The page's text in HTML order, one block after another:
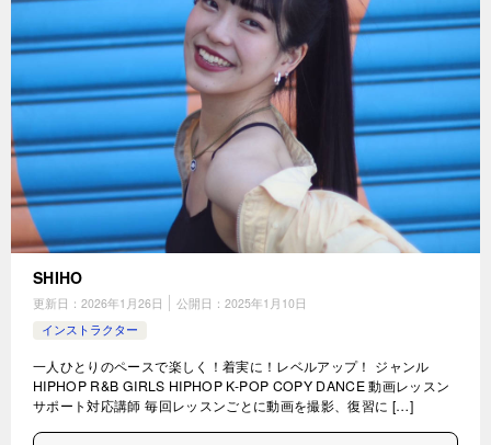
SHIHO
更新日： 2026年1月26日 公開日： 2025年1月10日
インストラクター
一人ひとりのペースで楽しく！着実に！レベルアップ！ ジャンル
HIPHOP R&B GIRLS HIPHOP K-POP COPY DANCE 動画レッスン
サポート対応講師 毎回レッスンごとに動画を撮影、復習に […]